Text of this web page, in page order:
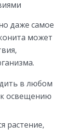
даже самое
может
в любом
освещению
растение,